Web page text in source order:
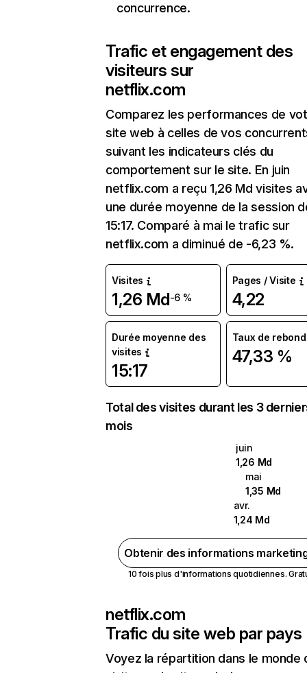
concurrence.
Trafic et engagement des
visiteurs sur
netflix.com
Comparez les performances de
site web à celles de vos
suivant les indicateurs clés du
comportement sur le site. En juin
netflix.com a reçu 1,26 Md visites
une durée moyenne de la session
15:17. Comparé à mai le trafic sur
netflix.com a diminué de -6,23 %.
Visites
1,26 Md-6 %
Pages / Visite
4,22
Durée moyenne des
visites
15:17
Taux de rebond
47,33 %
Total des visites durant les 3
mois
juin
1,26 Md
mai
1,35 Md
avr.
1,24 Md
Obtenir des informations
10 fois plus d'informations quotidiennes.
netflix.com
Trafic du site web par pays
Voyez la répartition dans le monde